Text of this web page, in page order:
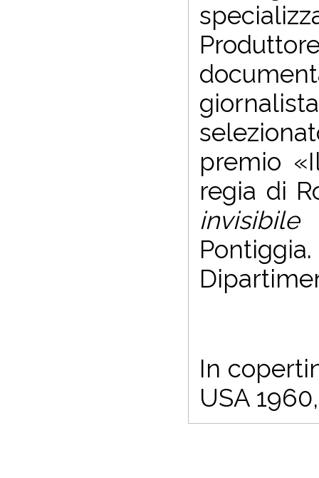
premio
regia di
invisibile
In
USA